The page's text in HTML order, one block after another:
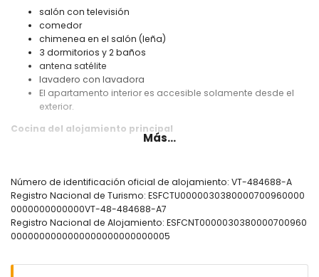
salón con televisión
comedor
chimenea en el salón (leña)
3 dormitorios y 2 baños
antena satélite
lavadero con lavadora
El apartamento interior es accesible solamente desde el
exterior.
Cocina del alojamiento principal
eléctrico, batidora, tostadora y exprimidor
Dormitorios y baños del alojamiento principal
2 dormitorios con aire acondicionado, cada uno con
cama doble
Más...
Número de identificación oficial de alojamiento: VT-484688-A
Registro Nacional de Turismo: ESFCTU0000030380000700960000
0000000000000VT-48-484688-A7
Registro Nacional de Alojamiento: ESFCNT0000030380000700960
0000000000000000000000000005